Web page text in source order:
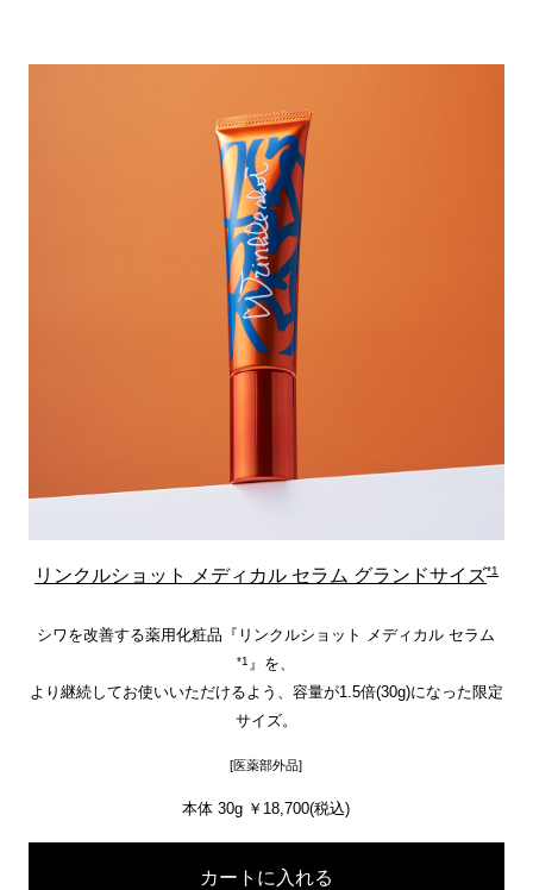
リンクルショット メディカル セラム グランドサイズ*1
シワを改善する薬用化粧品『リンクルショット メディカル セラム
*1 』を、
より継続してお使いいただけるよう、容量が1.5倍(30g)になった限定
サイズ。
[医薬部外品]
本体 30g ￥18,700(税込)
カートに入れる